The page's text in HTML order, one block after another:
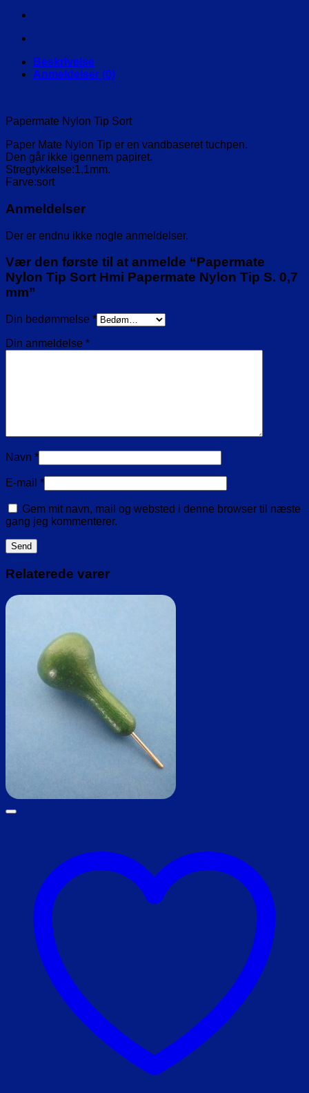
Hmi
Nylon
S.
0,7
Beskrivelse
Anmeldelser (0)
Papermate Nylon Tip Sort
Paper Mate Nylon Tip er en vandbaseret tuchpen.
Den går ikke igennem papiret.
Stregtykkelse:1,1mm.
Farve:sort
Anmeldelser
Der er endnu ikke nogle anmeldelser.
Vær den første til at anmelde “Papermate
Nylon Tip Sort Hmi Papermate Nylon Tip S. 0,7
mm”
Din bedømmelse *
Din anmeldelse *
Navn *
E-mail *
Gem mit navn, mail og websted i denne browser til næste
gang jeg kommenterer.
Relaterede varer